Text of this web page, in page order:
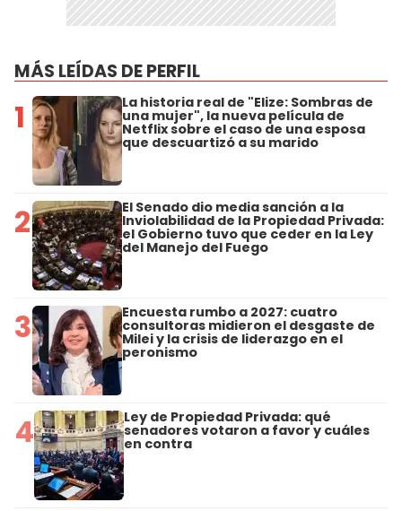
MÁS LEÍDAS DE PERFIL
1 La historia real de "Elize: Sombras de
una mujer", la nueva película de
Netflix sobre el caso de una esposa
que descuartizó a su marido
2 El Senado dio media sanción a la
Inviolabilidad de la Propiedad Privada:
el Gobierno tuvo que ceder en la Ley
del Manejo del Fuego
3 Encuesta rumbo a 2027: cuatro
consultoras midieron el desgaste de
Milei y la crisis de liderazgo en el
peronismo
4 Ley de Propiedad Privada: qué
senadores votaron a favor y cuáles
en contra